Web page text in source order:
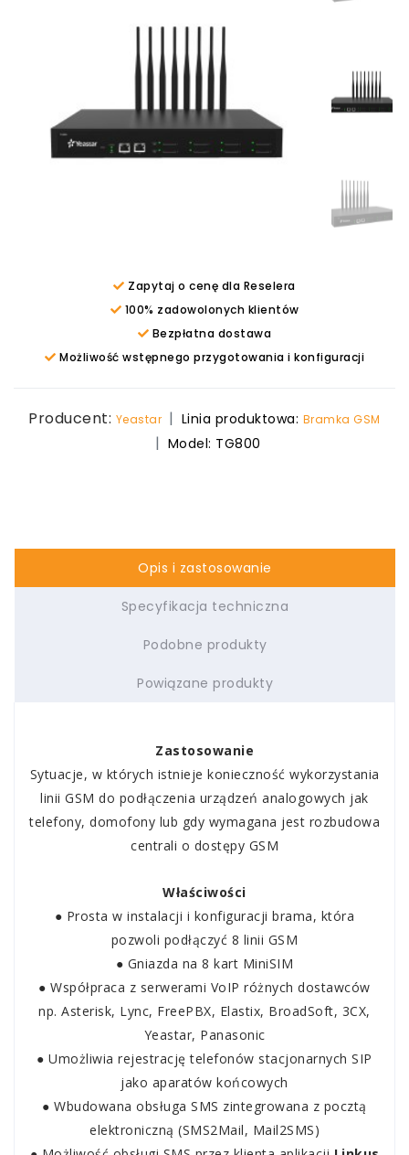
Zapytaj o cenę dla Reselera
100% zadowolonych klientów
Bezpłatna dostawa
Możliwość wstępnego przygotowania i konfiguracji
Producent: Yeastar Linia produktowa: Bramka GSM
Model: TG800
Opis i zastosowanie
Specyfikacja techniczna
Podobne produkty
Powiązane produkty
Zastosowanie
Sytuacje, w których istnieje konieczność wykorzystania
linii GSM do podłączenia urządzeń analogowych jak
telefony, domofony lub gdy wymagana jest rozbudowa
centrali o dostępy GSM
Właściwości
● Prosta w instalacji i konfiguracji brama, która
pozwoli podłączyć 8 linii GSM
● Gniazda na 8 kart MiniSIM
● Współpraca z serwerami VoIP różnych dostawców
np. Asterisk, Lync, FreePBX, Elastix, BroadSoft, 3CX,
Yeastar, Panasonic
● Umożliwia rejestrację telefonów stacjonarnych SIP
jako aparatów końcowych
● Wbudowana obsługa SMS zintegrowana z pocztą
elektroniczną (SMS2Mail, Mail2SMS)